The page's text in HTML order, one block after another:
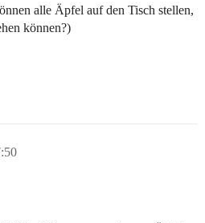
alle Äpfel auf den Tisch stellen,
können?)